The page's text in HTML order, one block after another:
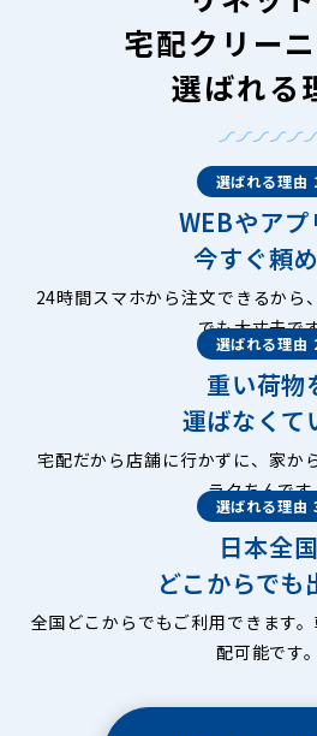
宅配クリー
選ばれる
選ばれる理由
WEBやアプ
今すぐ頼
24時間スマホから注文できるから
でも大丈夫で
選ばれる理由
重い荷物
運ばなくて
宅配だから店舗に行かずに、家か
ラクちんです
選ばれる理由
日本全国
どこからでも
全国どこからでもご利用できます
配可能です。